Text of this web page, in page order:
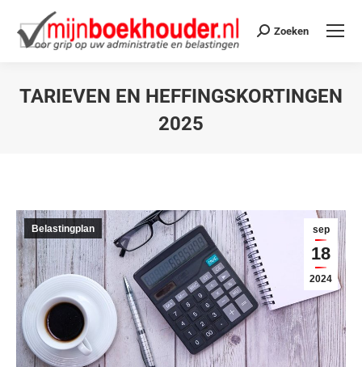
Zoeken
TARIEVEN EN HEFFINGSKORTINGEN
2025
sep
18
2024
Belastingplan